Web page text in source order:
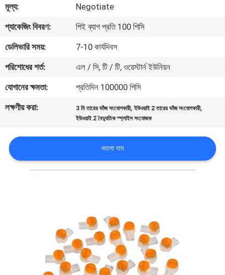
কারখানা
ভ্রমণ
মান
নিয়ন্ত্রণ
যোগাযোগ
খবর
মূল্য:
Negotiate
প্যাকেজিং বিবরণ:
পিই ব্যাগ প্রতি 100 পিসি
ডেলিভারি সময়:
7-10 কার্যদিবস
পরিশোধের শর্ত:
এল / সি, টি / টি, ওয়েস্টার্ন ইউনিয়ন
যোগানের ক্ষমতা:
প্রতিদিন 100000 পিসি
লক্ষণীয় করা:
3 মি তারের ভাঁজ সংযোগকারী,ইউওয়াই 2 তারের ভাঁজ সংযোগকারী,
ইউওয়াই 2 বৈদ্যুতিক স্প্লাইস সংযোজক
ভালো দাম